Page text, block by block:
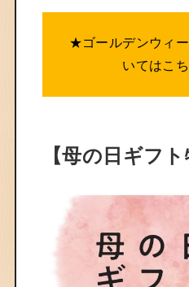
★ゴールデンウィ
いてはこ
【母の日ギフト